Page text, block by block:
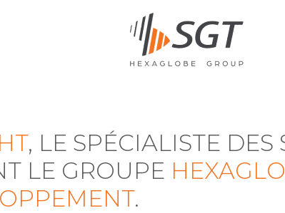
, LE SPÉCIALISTE
LE GROUPE
.